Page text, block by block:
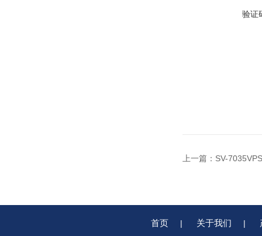
验证
上一篇： SV-
首页 | 关于我们 |